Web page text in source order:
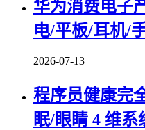
华为消费电子
电/平板/耳机/
2026-07-13
程序员健康完
眠/眼睛 4 维系